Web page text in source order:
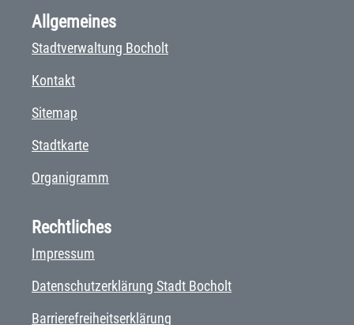
Allgemeines
Stadtverwaltung Bocholt
Kontakt
Sitemap
Stadtkarte
Organigramm
Rechtliches
Impressum
Datenschutzerklärung Stadt Bocholt
Barrierefreiheitserklärung